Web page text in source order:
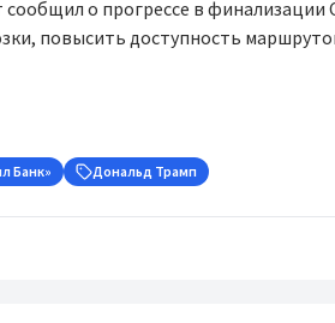
сообщил о прогрессе в
повысить доступность
Банк» Дональд Трамп